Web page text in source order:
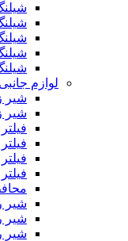
لوازم جانبی
شیر
شیر
شیر
شیر
شیر